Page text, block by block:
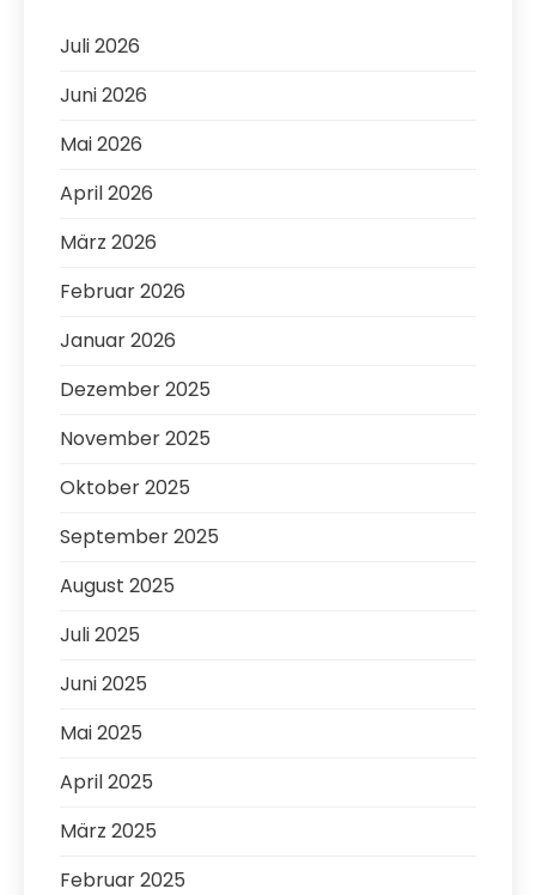
Juli 2026
Juni 2026
Mai 2026
April 2026
März 2026
Februar 2026
Januar 2026
Dezember 2025
November 2025
Oktober 2025
September 2025
August 2025
Juli 2025
Juni 2025
Mai 2025
April 2025
März 2025
Februar 2025